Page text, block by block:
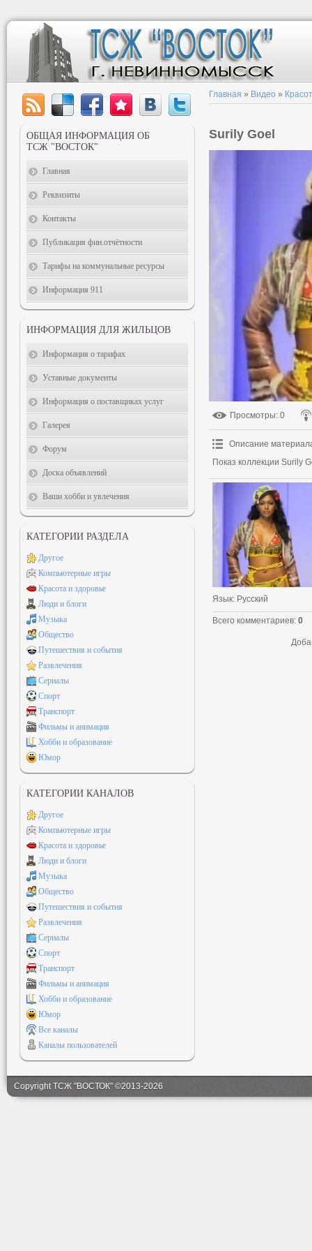
Главная » Видео »
Surily Goel
Просмотры: 0
Описание
Показ коллекции Surily
Язык: Русский
Всего комментариев: 0
ОБЩАЯ ИНФОРМАЦИЯ ОБ
ТСЖ "ВОСТОК"
Главная
Реквизиты
Контакты
Публикация фин.отчётности
Тарифы на коммунальные ресурсы
Информация 911
ИНФОРМАЦИЯ ДЛЯ ЖИЛЬЦОВ
Информация о тарифах
Уставные документы
Информация о поставщиках услуг
Галерея
Форум
Доска объявлений
Ваши хобби и увлечения
КАТЕГОРИИ РАЗДЕЛА
Другое
Компьютерные игры
Красота и здоровье
Люди и блоги
Музыка
Общество
Путешествия и события
Развлечения
Сериалы
Спорт
Транспорт
Фильмы и анимация
Хобби и образование
Юмор
КАТЕГОРИИ КАНАЛОВ
Другое
Компьютерные игры
Красота и здоровье
Люди и блоги
Музыка
Общество
Путешествия и события
Развлечения
Сериалы
Спорт
Транспорт
Фильмы и анимация
Хобби и образование
Юмор
Все каналы
Каналы пользователей
Copyright ТСЖ "ВОСТОК" ©2013-2026